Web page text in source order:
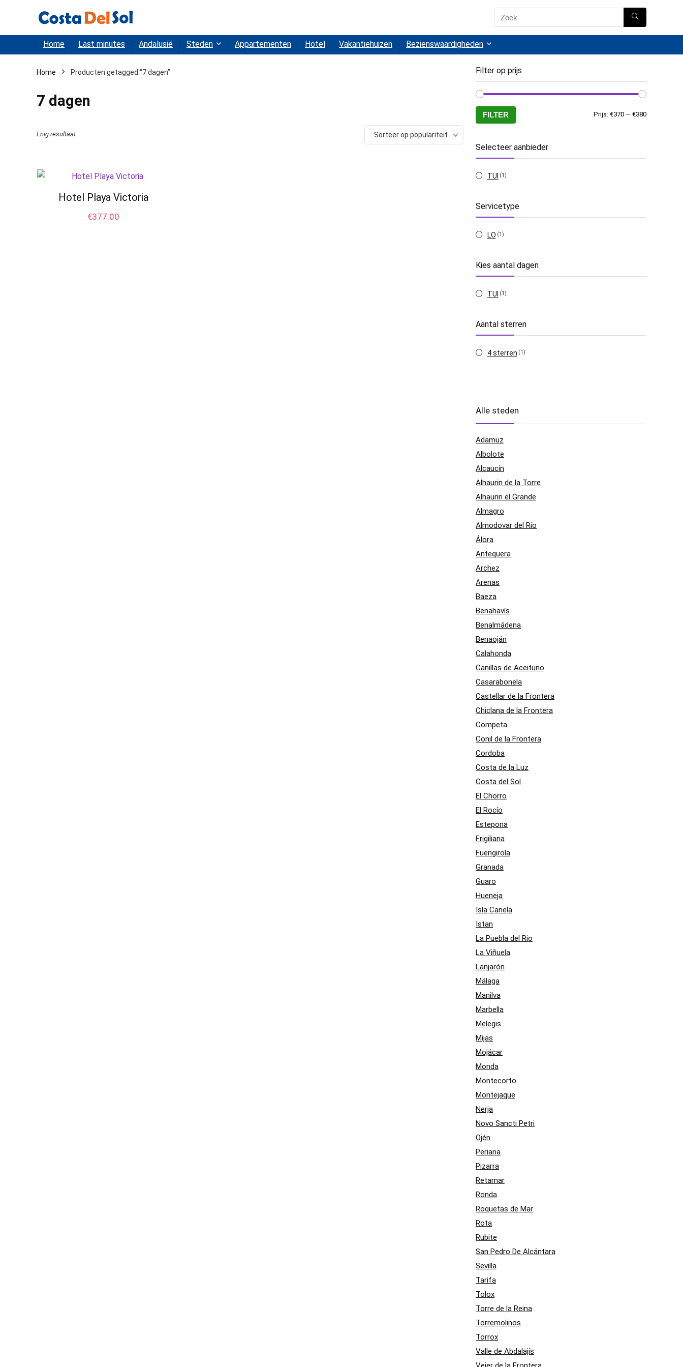
Home Last minutes Andalusië Steden Appartementen Hotel Vakantiehuizen Bezienswaardigheden
Home Producten getagged “7 dagen”
7 dagen
Enig resultaat Sorteer op populariteit
Hotel Playa Victoria
€377.00
Filter op prijs
FILTER Prijs: €370 — €380
Selecteer aanbieder
TUI (1)
Servicetype
LO (1)
Kies aantal dagen
TUI (1)
Aantal sterren
4 sterren (1)
Alle steden
Adamuz
Albolote
Alcaucín
Alhaurin de la Torre
Alhaurin el Grande
Almagro
Almodovar del Río
Álora
Antequera
Archez
Arenas
Baeza
Benahavís
Benalmádena
Benaoján
Calahonda
Canillas de Aceituno
Casarabonela
Castellar de la Frontera
Chiclana de la Frontera
Competa
Conil de la Frontera
Cordoba
Costa de la Luz
Costa del Sol
El Chorro
El Rocío
Estepona
Frigiliana
Fuengirola
Granada
Guaro
Hueneja
Isla Canela
Istan
La Puebla del Rio
La Viñuela
Lanjarón
Málaga
Manilva
Marbella
Melegis
Mijas
Mojácar
Monda
Montecorto
Montejaque
Nerja
Novo Sancti Petri
Ojén
Periana
Pizarra
Retamar
Ronda
Roquetas de Mar
Rota
Rubite
San Pedro De Alcántara
Sevilla
Tarifa
Tolox
Torre de la Reina
Torremolinos
Torrox
Valle de Abdalajís